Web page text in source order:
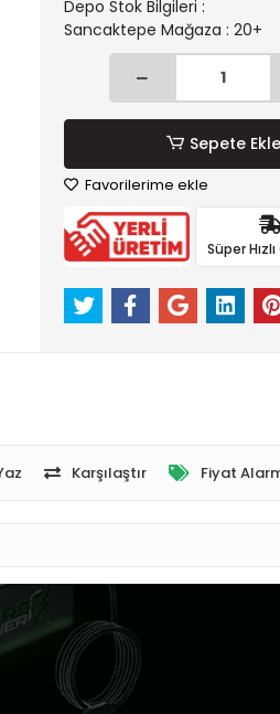
Depo Stok Bilgileri :
Sancaktepe Mağaza : 20+
Sepete Ekle
Favorilerime ekle
Süper
Karşılaştır Fiyat